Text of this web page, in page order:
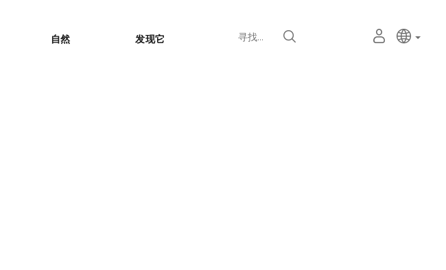
自然 发现它 寻找
语
言
主动语
中文